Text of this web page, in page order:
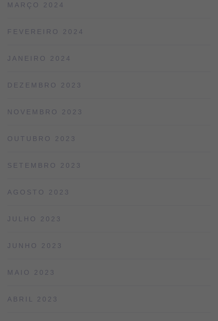
MARÇO 2024
FEVEREIRO 2024
JANEIRO 2024
DEZEMBRO 2023
NOVEMBRO 2023
OUTUBRO 2023
SETEMBRO 2023
AGOSTO 2023
JULHO 2023
JUNHO 2023
MAIO 2023
ABRIL 2023